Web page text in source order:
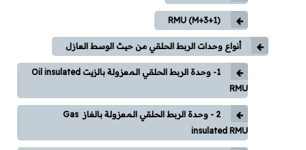
محطات وشبكات
محركات وتحكم
محولات
مولدات
RMU (M+3+1)
أنواع وحدات الربط الحلقي من حيث الوسط العازل
1- وحدة الربط الحلقي المعزولة بالزيت Oil insulated
RMU
2 - وحدة الربط الحلقي المعزولة بالغاز Gas
insulated RMU